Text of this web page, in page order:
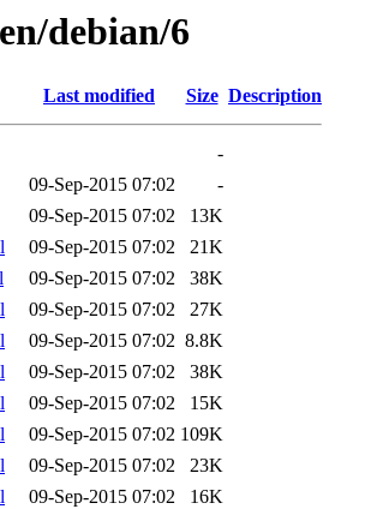
debian/6
Last modified Size Description
-
09-Sep-2015 07:02
-
09-Sep-2015 07:02
13K
09-Sep-2015 07:02
21K
09-Sep-2015 07:02
38K
09-Sep-2015 07:02
27K
09-Sep-2015 07:02 8.8K
09-Sep-2015 07:02
38K
09-Sep-2015 07:02
15K
09-Sep-2015 07:02 109K
09-Sep-2015 07:02
23K
09-Sep-2015 07:02
16K